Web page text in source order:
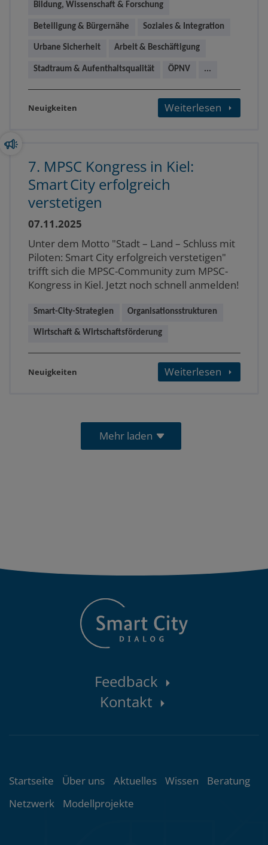
Bildung, Wissenschaft & Forschung
Beteiligung & Bürgernähe Soziales & Integration
Urbane Sicherheit Arbeit & Beschäftigung
Stadtraum & Aufenthaltsqualität ÖPNV ...
Neuigkeiten Weiterlesen
7. MPSC Kongress in Kiel:
Smart City erfolgreich
verstetigen
07.11.2025
Unter dem Motto "Stadt – Land – Schluss mit
Piloten: Smart City erfolgreich verstetigen"
trifft sich die MPSC-Community zum MPSC-
Kongress in Kiel. Jetzt noch schnell anmelden!
Smart-City-Strategien Organisationsstrukturen
Wirtschaft & Wirtschaftsförderung
Neuigkeiten Weiterlesen
Mehr laden
Kontaktbereich
Feedback
Kontakt
Themenübersicht
Startseite Über uns Aktuelles Wissen
Beratung
Netzwerk
Modellprojekte